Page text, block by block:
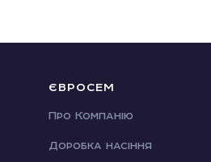
ЄВРОСЕМ
Про Компанію
Доробка насіння